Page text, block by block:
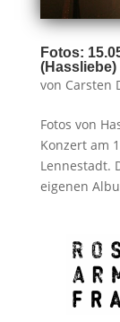
Fotos:
(Hassliebe)
von Carsten
Fotos von
Konzert am
Lennestadt.
eigenen